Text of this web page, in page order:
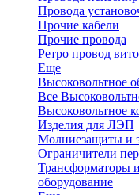
Провода
Прочие кабели
Прочие провода
Ретро провод
Еще
Высоковольтное
Все
Высоковольтное
Изделия для ЛЭП
Молниезащиты и
Ограничители
Трансформаторы
оборудование